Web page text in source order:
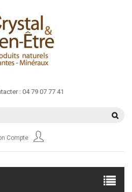
:04 79 07 77 41
Compte